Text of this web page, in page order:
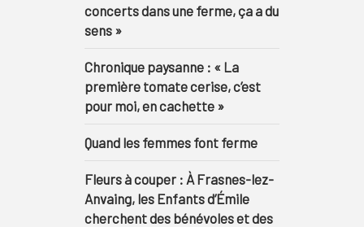
concerts dans une ferme, ça a du
sens »
Chronique paysanne : « La
première tomate cerise, c’est
pour moi, en cachette »
Quand les femmes font ferme
Fleurs à couper : À Frasnes-lez-
Anvaing, les Enfants d’Émile
cherchent des bénévoles et des